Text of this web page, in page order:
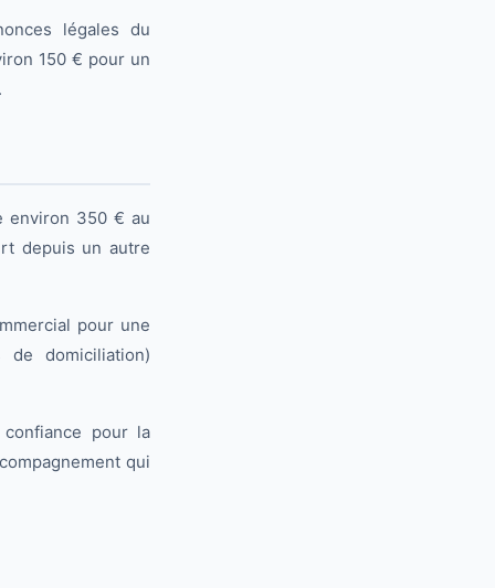
légales du
150 € pour un
environ 350 € au
depuis un autre
pour une
domiciliation)
pour la
qui